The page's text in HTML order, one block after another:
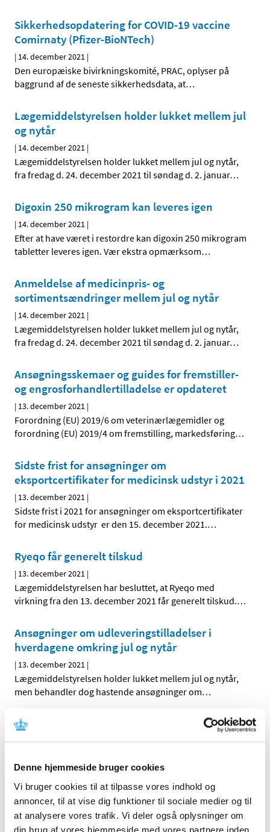
Denne hjemmeside bruger cookies
Vi bruger cookies til at tilpasse vores indhold og
annoncer, til at vise dig funktioner til sociale medier og til
at analysere vores trafik. Vi deler også oplysninger om
din brug af vores hjemmeside med vores partnere inden
Sikkerhedsopdatering for COVID-19 vaccine
Comirnaty (Pfizer-BioNTech)
| 14. december 2021 |
Den europæiske bivirkningskomité, PRAC, oplyser på
baggrund af de seneste sikkerhedsdata, at…
Lægemiddelstyrelsen holder lukket mellem jul
og nytår
| 14. december 2021 |
Lægemiddelstyrelsen holder lukket mellem jul og nytår,
fra fredag d. 24. december 2021 til søndag d. 2. januar…
Digoxin 250 mikrogram kan leveres igen
| 14. december 2021 |
Efter at have været i restordre kan digoxin 250 mikrogram
tabletter leveres igen. Vær ekstra opmærksom…
Anmeldelse af medicinpris- og
sortimentsændringer mellem jul og nytår
| 14. december 2021 |
Lægemiddelstyrelsen holder lukket mellem jul og nytår,
fra fredag d. 24. december 2021 til søndag d. 2. januar…
Ansøgningsskemaer og guides for fremstiller-
og engrosforhandlertilladelse er opdateret
| 13. december 2021 |
Forordning (EU) 2019/6 om veterinærlægemidler og
forordning (EU) 2019/4 om fremstilling, markedsføring…
Sidste frist for ansøgninger om
eksportcertifikater for medicinsk udstyr i 2021
| 13. december 2021 |
Sidste frist i 2021 for ansøgninger om eksportcertifikater
for medicinsk udstyr er den 15. december 2021.…
Ryeqo får generelt tilskud
| 13. december 2021 |
Lægemiddelstyrelsen har besluttet, at Ryeqo med
virkning fra den 13. december 2021 får generelt tilskud.…
Ansøgninger om udleveringstilladelser i
hverdagene omkring jul og nytår
| 13. december 2021 |
Lægemiddelstyrelsen holder lukket mellem jul og nytår,
men behandler dog hastende ansøgninger om…
Sundhedsministeren har aktiveret det
statslige lægemiddelberedskab delvist til den
|10. december 2021|
Lægemiddelstyrelsen har indstillet til, at
sundhedsministeren aktiverer det statslige…